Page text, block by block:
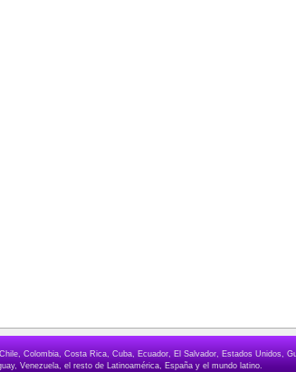
Colombia, Costa Rica, Cuba, Ecuador, El Salvador, Estados Unidos,
Venezuela, el resto de Latinoamérica, España y el mundo latino.